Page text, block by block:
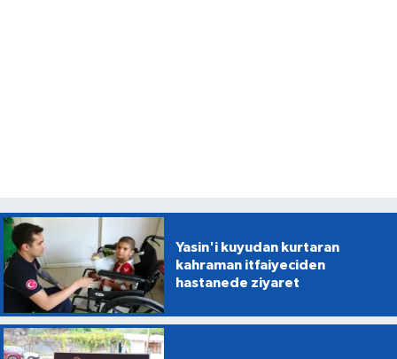
Yasin'i kuyudan kurtaran
kahraman itfaiyeciden
hastanede ziyaret